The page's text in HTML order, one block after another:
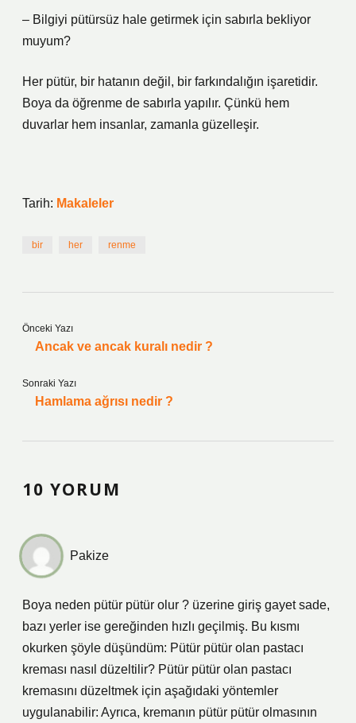
– Bilgiyi pütürsüz hale getirmek için sabırla bekliyor
muyum?
Her pütür, bir hatanın değil, bir farkındalığın işaretidir.
Boya da öğrenme de sabırla yapılır. Çünkü hem
duvarlar hem insanlar, zamanla güzelleşir.
Tarih: Makaleler
bir her renme
Önceki Yazı
Ancak ve ancak kuralı nedir ?
Sonraki Yazı
Hamlama ağrısı nedir ?
10 YORUM
Pakize
Boya neden pütür pütür olur ? üzerine giriş gayet sade,
bazı yerler ise gereğinden hızlı geçilmiş. Bu kısmı
okurken şöyle düşündüm: Pütür pütür olan pastacı
kreması nasıl düzeltilir? Pütür pütür olan pastacı
kremasını düzeltmek için aşağıdaki yöntemler
uygulanabilir: Ayrıca, kremanın pütür pütür olmasının